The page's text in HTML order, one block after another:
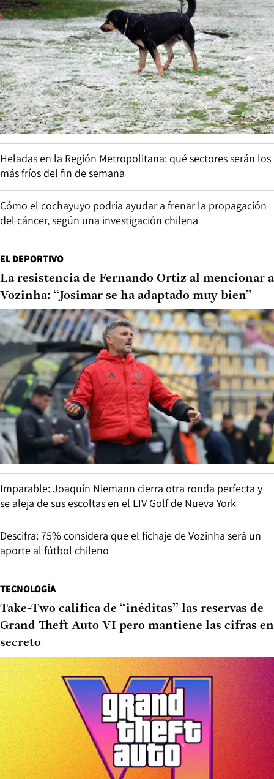
Heladas en la Región Metropolitana: qué sectores serán los
más fríos del fin de semana
Cómo el cochayuyo podría ayudar a frenar la propagación
del cáncer, según una investigación chilena
EL DEPORTIVO
La resistencia de Fernando Ortiz al mencionar a
Vozinha: “Josimar se ha adaptado muy bien”
Imparable: Joaquín Niemann cierra otra ronda perfecta y
se aleja de sus escoltas en el LIV Golf de Nueva York
Descifra: 75% considera que el fichaje de Vozinha será un
aporte al fútbol chileno
TECNOLOGÍA
Take-Two califica de “inéditas” las reservas de
Grand Theft Auto VI pero mantiene las cifras en
secreto